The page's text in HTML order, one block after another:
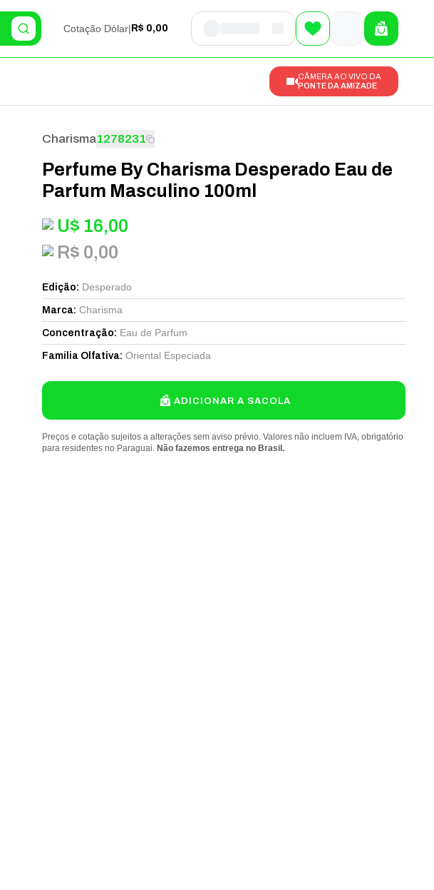
Cotação Dólar| R$ 0,00
CÂMERA AO VIVO DA
PONTE DA AMIZADE
Charisma1278231
Perfume By Charisma Desperado Eau de
Parfum Masculino 100ml
U$ 16,00
R$ 0,00
Edição: Desperado
Marca: Charisma
Concentração: Eau de Parfum
Família Olfativa: Oriental Especiada
ADICIONAR A SACOLA
Preços e cotação sujeitos a alterações sem aviso prévio. Valores não incluem IVA, obrigatório
para residentes no Paraguai. Não fazemos entrega no Brasil.